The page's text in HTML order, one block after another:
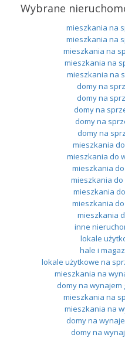
Wybrane
mieszkania na
mieszkania na
mieszkania na
mieszkania na
mieszkania na
domy na
domy na
domy na
domy na
domy na
mieszkania
mieszkania do
mieszkania
mieszkania do
mieszkania
mieszkania
mieszkania
inne
lokale
hale i
lokale użytkowe na
mieszkania na
domy na wynajem
mieszkania na
mieszkania na
domy na
domy na